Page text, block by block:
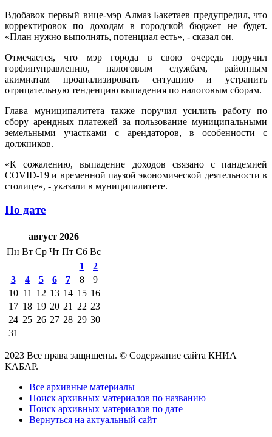
Вдобавок первый вице-мэр Алмаз Бакетаев предупредил, что
корректировок по доходам в городской бюджет не будет.
«План нужно выполнять, потенциал есть», - сказал он.
Отмечается, что мэр города в свою очередь поручил
горфинуправлению, налоговым службам, районным
акимиатам проанализировать ситуацию и устранить
отрицательную тенденцию выпадения по налоговым сборам.
Глава муниципалитета также поручил усилить работу по
сбору арендных платежей за пользование муниципальными
земельными участками с арендаторов, в особенности с
должников.
«К сожалению, выпадение доходов связано с пандемией
COVID-19 и временной паузой экономической деятельности в
столице», - указали в муниципалитете.
По дате
август 2026
Пн Вт Ср Чт Пт Сб Вс
1
2
3
4 5 6 7 8
9
10 11 12 13 14 15 16
17 18 19 20 21 22 23
24 25 26 27 28 29 30
31
2023 Все права защищены. © Содержание сайта КНИА
КАБАР.
Все архивные материалы
Поиск архивных материалов по названию
Поиск архивных материалов по дате
Вернуться на актуальный сайт